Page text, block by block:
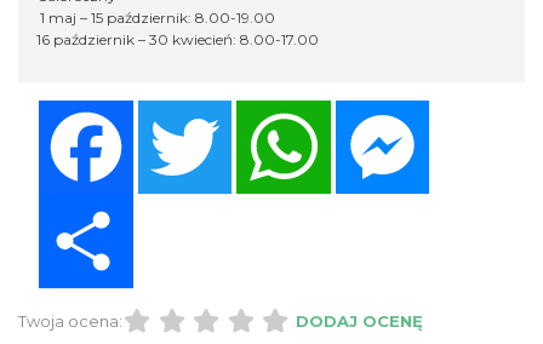
1 maj – 15 październik: 8.00-19.00
16 październik – 30 kwiecień: 8.00-17.00
Twitter WhatsApp
Twoja ocena: DODAJ OCENĘ